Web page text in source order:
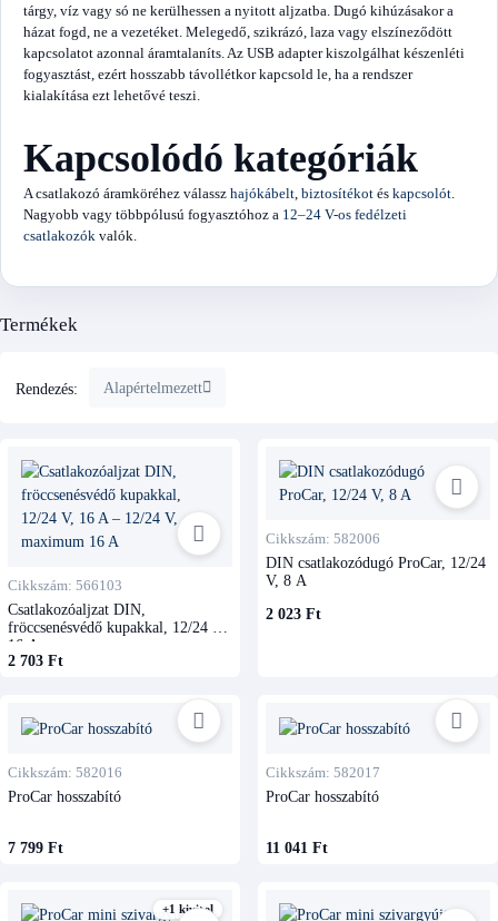
tárgy, víz vagy só ne kerülhessen a nyitott aljzatba. Dugó kihúzásakor a
házat fogd, ne a vezetéket. Melegedő, szikrázó, laza vagy elszíneződött
kapcsolatot azonnal áramtalaníts. Az USB adapter kiszolgálhat készenléti
fogyasztást, ezért hosszabb távollétkor kapcsold le, ha a rendszer
kialakítása ezt lehetővé teszi.
Kapcsolódó kategóriák
A csatlakozó áramköréhez válassz hajókábelt biztosítékot és kapcsolót
Nagyobb vagy többpólusú fogyasztóhoz a 12–24 V-os fedélzeti
csatlakozók valók.
Termékek
Rendezés: Alapértelmezett
Cikkszám: 566103
Csatlakozóaljzat DIN,
fröccsenésvédő kupakkal, 12/24 V,
16 A
2 703 Ft
Cikkszám: 582006
DIN csatlakozódugó ProCar, 12/24
V, 8 A
2 023 Ft
Cikkszám: 582016
ProCar hosszabító
7 799 Ft
Cikkszám: 582017
ProCar hosszabító
11 041 Ft
+1 kivitel